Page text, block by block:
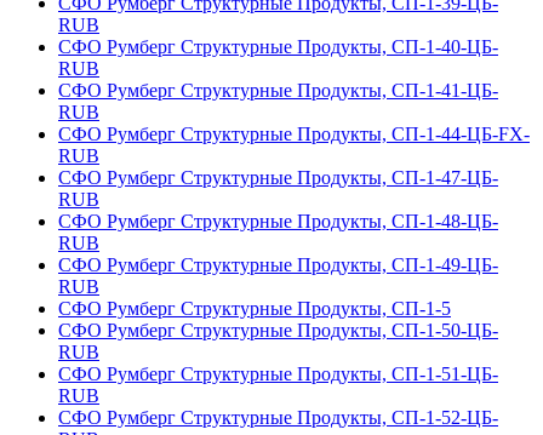
RUB
СФО Румберг Структурные Продукты, СП-1-40-ЦБ-
RUB
СФО Румберг Структурные Продукты, СП-1-41-ЦБ-
RUB
СФО Румберг Структурные Продукты, СП-1-44-ЦБ-FX-
RUB
СФО Румберг Структурные Продукты, СП-1-47-ЦБ-
RUB
СФО Румберг Структурные Продукты, СП-1-48-ЦБ-
RUB
СФО Румберг Структурные Продукты, СП-1-49-ЦБ-
RUB
СФО Румберг Структурные Продукты, СП-1-5
СФО Румберг Структурные Продукты, СП-1-50-ЦБ-
RUB
СФО Румберг Структурные Продукты, СП-1-51-ЦБ-
RUB
СФО Румберг Структурные Продукты, СП-1-52-ЦБ-